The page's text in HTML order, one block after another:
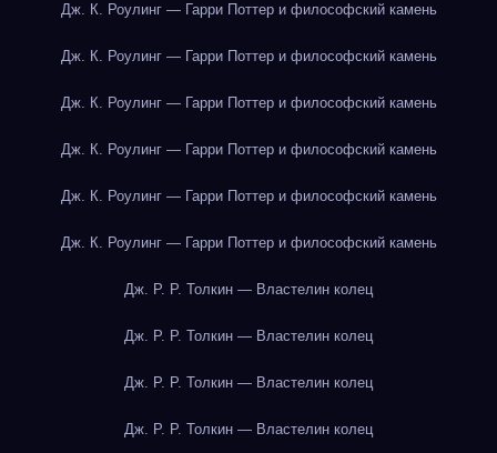
Дж. К. Роулинг — Гарри Поттер и философский камень
Дж. К. Роулинг — Гарри Поттер и философский камень
Дж. К. Роулинг — Гарри Поттер и философский камень
Дж. К. Роулинг — Гарри Поттер и философский камень
Дж. К. Роулинг — Гарри Поттер и философский камень
Дж. К. Роулинг — Гарри Поттер и философский камень
Дж. Р. Р. Толкин — Властелин колец
Дж. Р. Р. Толкин — Властелин колец
Дж. Р. Р. Толкин — Властелин колец
Дж. Р. Р. Толкин — Властелин колец